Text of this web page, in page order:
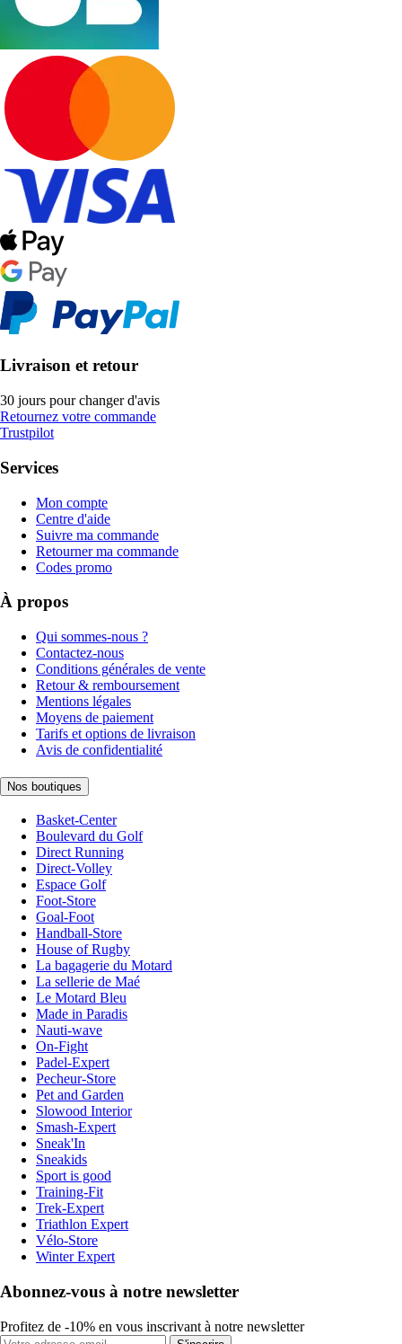
Livraison et retour
30 jours pour changer d'avis
Retournez votre commande
Trustpilot
Services
Mon compte
Centre d'aide
Suivre ma commande
Retourner ma commande
Codes promo
À propos
Qui sommes-nous ?
Contactez-nous
Conditions générales de vente
Retour & remboursement
Mentions légales
Moyens de paiement
Tarifs et options de livraison
Avis de confidentialité
Nos boutiques
Basket-Center
Boulevard du Golf
Direct Running
Direct-Volley
Espace Golf
Foot-Store
Goal-Foot
Handball-Store
House of Rugby
La bagagerie du Motard
La sellerie de Maé
Le Motard Bleu
Made in Paradis
Nauti-wave
On-Fight
Padel-Expert
Pecheur-Store
Pet and Garden
Slowood Interior
Smash-Expert
Sneak'In
Sneakids
Sport is good
Training-Fit
Trek-Expert
Triathlon Expert
Vélo-Store
Winter Expert
Abonnez-vous à notre newsletter
Profitez de -10% en vous inscrivant à notre newsletter